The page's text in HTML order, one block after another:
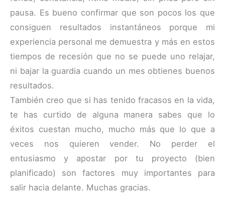
pausa. Es bueno confirmar que son pocos los que
consiguen resultados instantáneos porque mi
experiencia personal me demuestra y más en estos
tiempos de recesión que no se puede uno relajar,
ni bajar la guardia cuando un mes obtienes buenos
resultados.
También creo que si has tenido fracasos en la vida,
te has curtido de alguna manera sabes que lo
éxitos cuestan mucho, mucho más que lo que a
veces nos quieren vender. No perder el
entusiasmo y apostar por tu proyecto (bien
planificado) son factores muy importantes para
salir hacia delante. Muchas gracias.